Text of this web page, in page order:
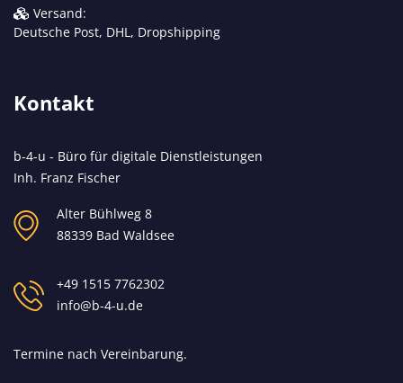
Versand:
Deutsche Post, DHL, Dropshipping
Kontakt
b-4-u - Büro für digitale Dienstleistungen
Inh. Franz Fischer
Alter Bühlweg 8
88339 Bad Waldsee
+49 1515 7762302
info@b-4-u.de
Termine nach Vereinbarung.